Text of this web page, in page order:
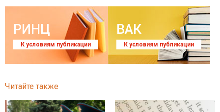
РИНЦ
К условиям публикации
ВАК
К условиям публикации
Читайте также